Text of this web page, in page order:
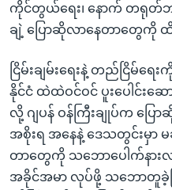
ကိုင်တွယ်ရေး၊ နောက် တရုတ်
ချဲ့ ပြောဆိုလာနေတာတွေကို
ငြိမ်းချမ်းရေးနဲ့ တည်ငြိမ်ရ
နိုင်ငံ ထဲထဲဝင်ဝင် ပူးပေါင်း
လို့ ဂျပန် ဝန်ကြီးချုပ်က ပြေ
အစိုးရ အနေနဲ့ ဒေသတွင်းမှာ မ
တာတွေကို သဘောပေါက်နားလ
အခိုင်အမာ လုပ်ဖို့ သဘောတူ